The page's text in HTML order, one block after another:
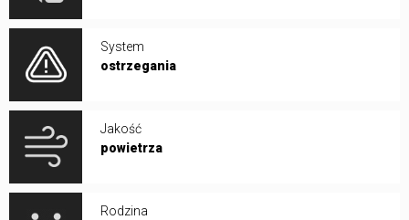
System
ostrzegania
Jakość
powietrza
Rodzina